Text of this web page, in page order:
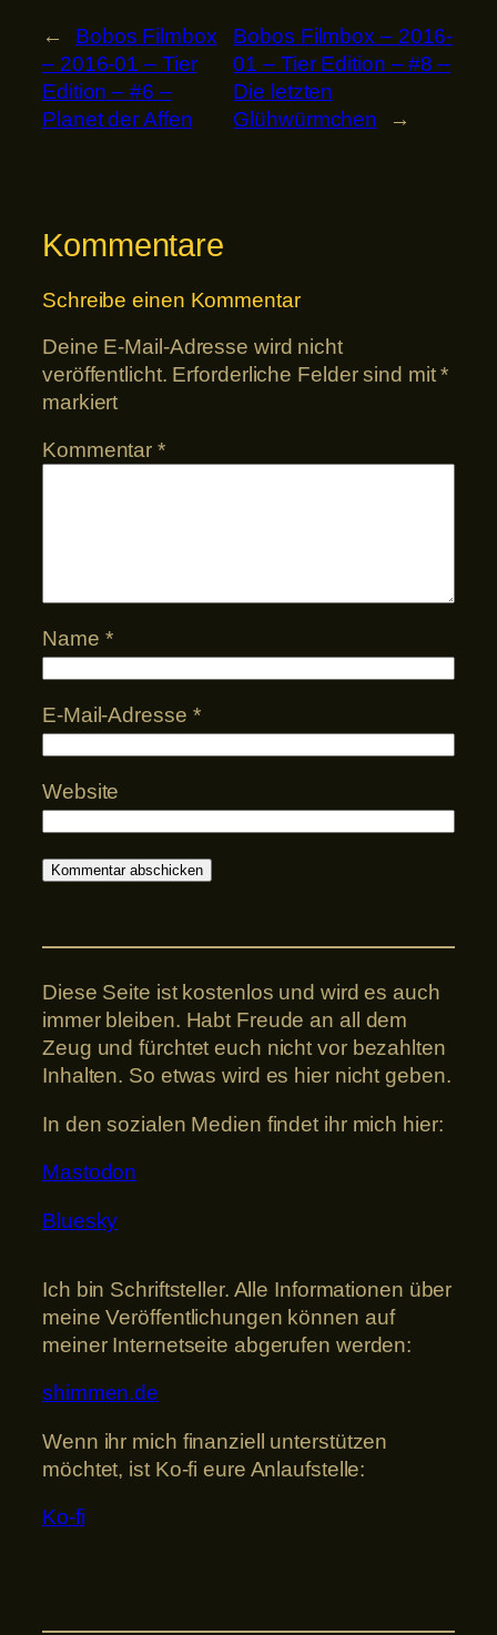
←
Bobos Filmbox
– 2016-01 – Tier
Edition – #6 –
Planet der Affen
Bobos Filmbox – 2016-
01 – Tier Edition – #8 –
Die letzten
Glühwürmchen
→
Kommentare
Schreibe einen Kommentar
Deine E-Mail-Adresse wird nicht
veröffentlicht. Erforderliche Felder sind mit*
markiert
Kommentar*
Name *
E-Mail-Adresse *
Website
Diese Seite ist kostenlos und wird es auch
immer bleiben. Habt Freude an all dem
Zeug und fürchtet euch nicht vor bezahlten
Inhalten. So etwas wird es hier nicht geben.
In den sozialen Medien findet ihr mich hier:
Mastodon
Bluesky
Ich bin Schriftsteller. Alle Informationen über
meine Veröffentlichungen können auf
meiner Internetseite abgerufen werden:
shimmen.de
Wenn ihr mich finanziell unterstützen
möchtet, ist Ko-fi eure Anlaufstelle:
Ko-fi